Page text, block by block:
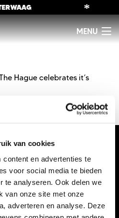
van cookies
en advertenties te
voor social media te bieden
te analyseren. Ook delen we
van onze site met onze
adverteren en analyse. Deze
*
Hague celebrates it’s